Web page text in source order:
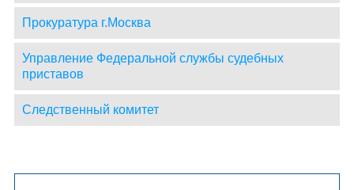
Прокуратура г.Москва
Управление Федеральной службы судебных
приставов
Следственный комитет